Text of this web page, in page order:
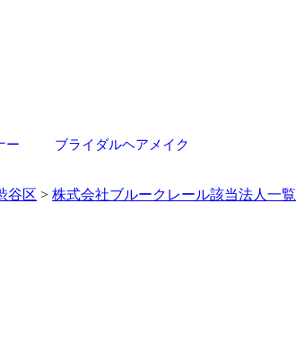
ー ブライダルヘアメイク
谷区 > 株式会社ブルークレール該当法人一覧